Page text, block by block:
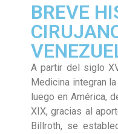
BREVE
A partir del siglo
Medicina integran
luego en América,
XIX, gracias al
Billroth, se